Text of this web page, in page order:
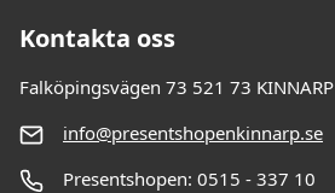
Kontakta oss
Falköpingsvägen 73 521 73 KINNARP
info@presentshopenkinnarp.se
Presentshopen: 0515 - 337 10